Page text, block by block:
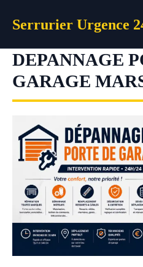
Serrurier Urgence
DEPANNAGE
GARAGE